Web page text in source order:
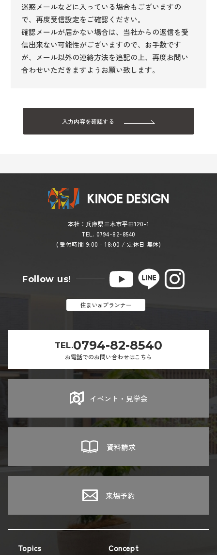
新しいお住まいについて、
いつ頃からご検討を始められましたか？
検討しはじめたばかり
3ヶ月前から
半年前から
1年以内
2年以内
2年以上先
本人
父
その他
人
土地や諸費用を含む総予算はいくらですか？
万円
迷惑メールなどに入っている場合もございますの
で、再度受信設定をご確認ください。
確認メールが届かない場合は、当社からの返信を受
信出来ない可能性がございますので、お手数です
が、メール以外の連絡方法を追記の上、再度お問い
合わせいただきますようお願い致します。
入力内容を確認する
本社：兵庫県三木市平田120-1
TEL. 0794-82-8540
( 受付時間 9:00 - 18:00 / 定休日 無休)
Follow us!
住まいaiプランナー
TEL.0794-82-8540
お電話でのお問い合わせはこちら
イベント・見学会
資料請求
来場予約
Topics Concept